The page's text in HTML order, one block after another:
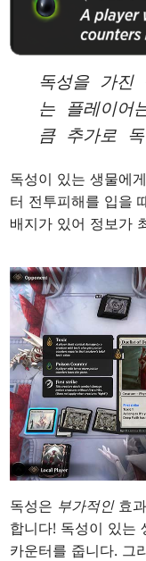
독성을 가진
는 플레이어
큼 추가로
독성이 있는 생물에
터 전투피해를 입을
배지가 있어 정보가
독성은 부가적인효
합니다! 독성이 있는
카운터를 줍니다. 그